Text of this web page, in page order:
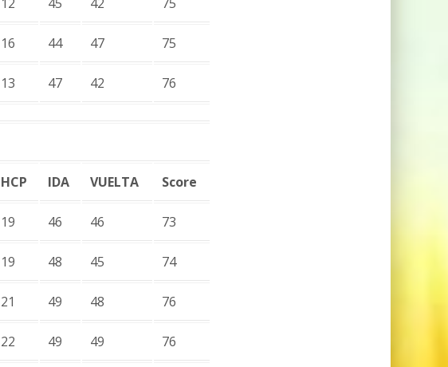
16 44 47 75
13 47 42 76
HCP IDA VUELTA Score
19 46 46 73
19 48 45 74
21 49 48 76
22 49 49 76